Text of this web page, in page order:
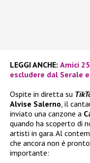
LEGGI ANCHE: Amici
escludere dal Serale
Ospite in diretta su
Alvise Salerno, il
inviato una canzone a
quando ha scoperto di
artisti in gara. Al
che ancora non è
importante: